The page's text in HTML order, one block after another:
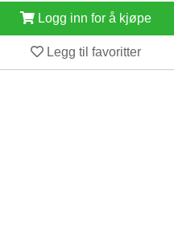
Logg inn for å kjøpe
Legg til favoritter